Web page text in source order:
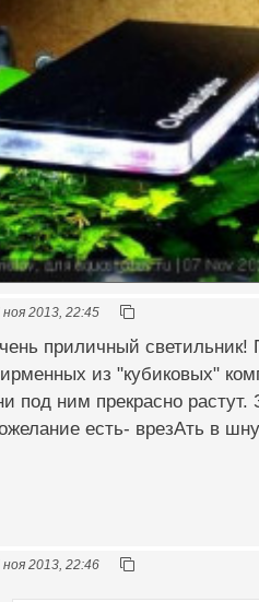
ноя 2013, 22:45
приличный светильник!
из "кубиковых"
под ним прекрасно
есть- врезАть в
ноя 2013, 22:46